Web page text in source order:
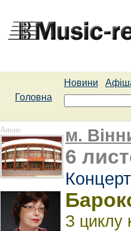
Новини
Головна
Анонс м.
6
З циклу